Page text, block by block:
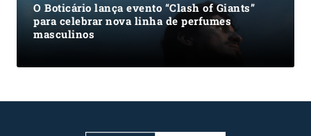
O Boticário lança evento “Clash of Giants”
para celebrar nova linha de perfumes
masculinos